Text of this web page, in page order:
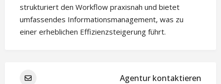
strukturiert den Workflow praxisnah und bietet
umfassendes Informationsmanagement, was zu
einer erheblichen Effizienzsteigerung führt.
Agentur kontaktieren